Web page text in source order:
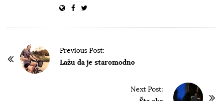
Previous Post:
Lažu da je staromodno
Next Post: